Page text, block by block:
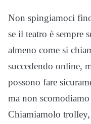
Non spingiamoci
se il teatro è sempre
almeno come si
succedendo online,
possono fare
ma non
Chiamiamolo